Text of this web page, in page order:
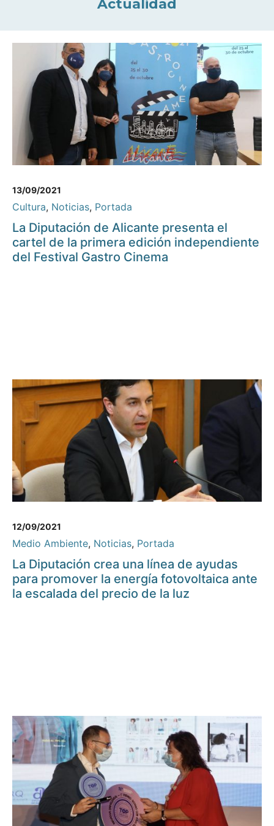
Actualidad
13/09/2021
Cultura, Noticias, Portada
La Diputación de Alicante presenta el
cartel de la primera edición independiente
del Festival Gastro Cinema
12/09/2021
Medio Ambiente, Noticias, Portada
La Diputación crea una línea de ayudas
para promover la energía fotovoltaica ante
la escalada del precio de la luz